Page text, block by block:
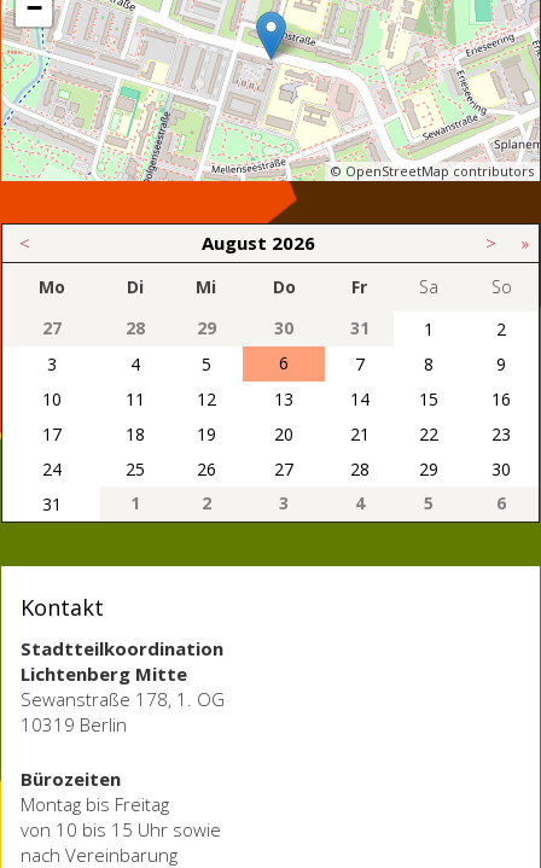
−
© OpenStreetMap contributors
< August 2026 > »
Mo Di Mi Do Fr Sa
So
27
28 29 30 31 1
2
3
4 5 6 7 8
9
10
11 12 13 14 15
16
17
18 19 20 21 22
23
24
25 26 27 28 29
30
31
1 2 3 4 5 6
Kontakt
Stadtteilkoordination
Lichtenberg Mitte
Sewanstraße 178, 1. OG
10319 Berlin
Bürozeiten
Montag bis Freitag
von 10 bis 15 Uhr sowie
nach Vereinbarung